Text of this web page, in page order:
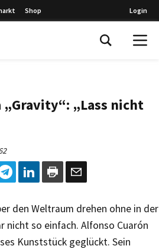
Shop Login
„Lass nicht
den Weltraum drehen ohne in der
nicht so einfach. Alfonso Cuarón
Kunststück geglückt. Sein